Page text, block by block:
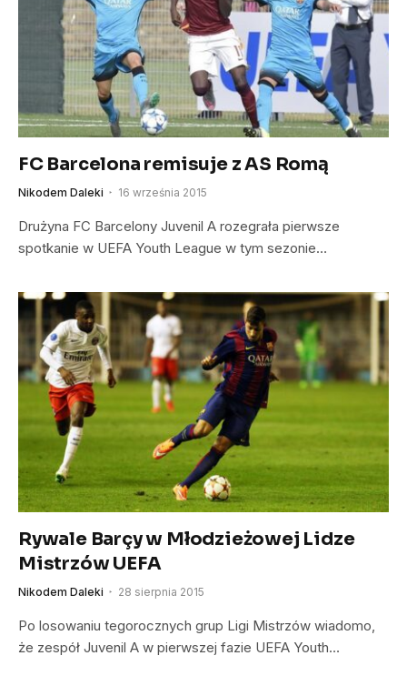
FC Barcelona remisuje z AS Romą
Nikodem Daleki 16 września 2015
Drużyna FC Barcelony Juvenil A rozegrała pierwsze
spotkanie w UEFA Youth League w tym sezonie…
Rywale Barçy w Młodzieżowej Lidze
Mistrzów UEFA
Nikodem Daleki 28 sierpnia 2015
Po losowaniu tegorocznych grup Ligi Mistrzów wiadomo,
że zespół Juvenil A w pierwszej fazie UEFA Youth…